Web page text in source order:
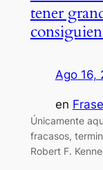
tener
Ago 16,
en
Únicamente
fracasos,
Robert F.